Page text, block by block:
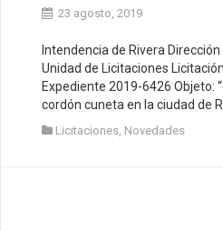
23 agosto, 2019
Intendencia de Rivera
Unidad de Licitaciones
Expediente 2019-6426 Objeto:
cordón cuneta en la ciudad de
Licitaciones Novedades